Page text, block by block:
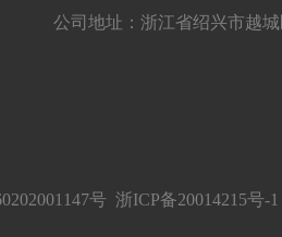
公司地址：浙江省绍兴市越
号 浙ICP备20014215号-1